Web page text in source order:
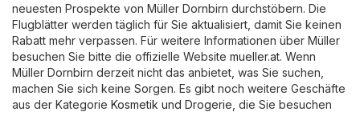
neuesten Prospekte von Müller Dornbirn durchstöbern. Die
Flugblätter werden täglich für Sie aktualisiert, damit Sie keinen
Rabatt mehr verpassen. Für weitere Informationen über Müller
besuchen Sie bitte die offizielle Website mueller.at. Wenn
Müller Dornbirn derzeit nicht das anbietet, was Sie suchen,
machen Sie sich keine Sorgen. Es gibt noch weitere Geschäfte
aus der Kategorie Kosmetik und Drogerie , die Sie besuchen